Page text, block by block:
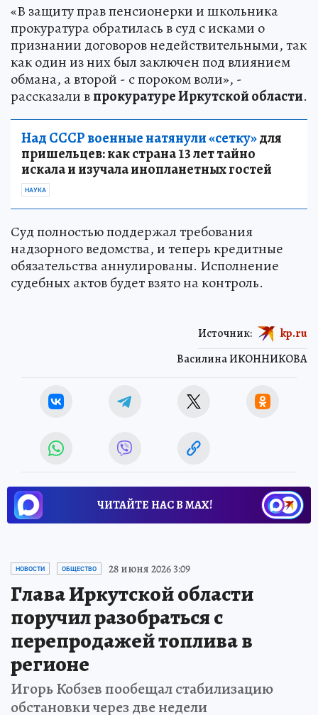
«В защиту прав пенсионерки и школьника
прокуратура обратилась в суд с исками о
признании договоров недействительными, так
как один из них был заключен под влиянием
обмана, а второй - с пороком воли», -
рассказали впрокуратуре Иркутской области.
Над СССР военные натянули «сетку»для
пришельцев: как страна 13 лет тайно
искала и изучала инопланетных гостей
НАУКА
Суд полностью поддержал требования
надзорного ведомства, и теперь кредитные
обязательства аннулированы. Исполнение
судебных актов будет взято на контроль.
Василина ИКОННИКОВА
Источник: kp.ru
ЧИТАЙТЕ НАС В МАХ!
НОВОСТИ ОБЩЕСТВО 28 июня 2026 3:09
Глава Иркутской области
поручил разобраться с
перепродажей топлива в
регионе
Игорь Кобзев пообещал стабилизацию
обстановки через две недели